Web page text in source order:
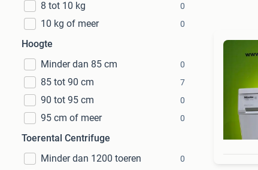
8 tot 10 kg 0
10 kg of meer 0
Hoogte
Minder dan 85 cm
0
85 tot 90 cm 7
90 tot 95 cm 0
95 cm of meer 0
Toerental Centrifuge
Minder dan 1200 toeren
0